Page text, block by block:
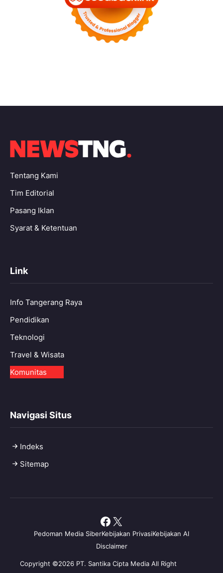
Tentang Kami
Tim Editorial
Pasang Iklan
Syarat & Ketentuan
Link
Info Tangerang Raya
Pendidikan
Teknologi
Travel & Wisata
Komunitas
Navigasi Situs
Indeks
Sitemap
Copyright ©2026 PT. Santika Cipta Media All Right
Pedoman Media SiberKebijakan PrivasiKebijakan AI
Disclaimer
Facebook
X